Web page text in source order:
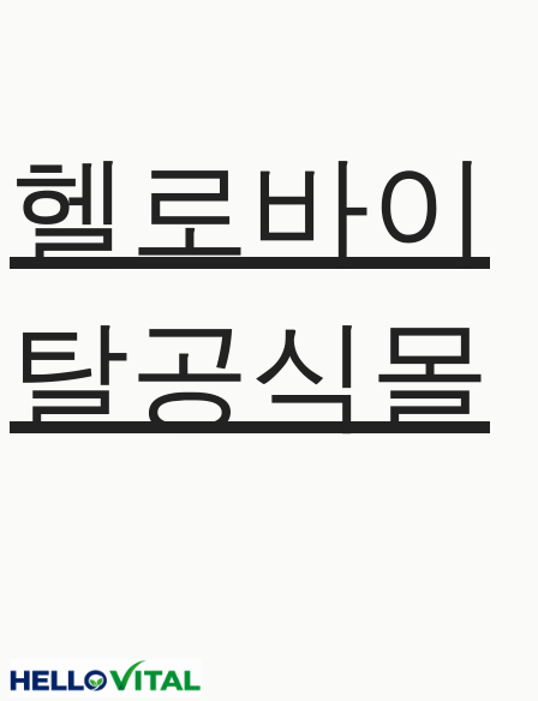
헬로바이
탈공식몰